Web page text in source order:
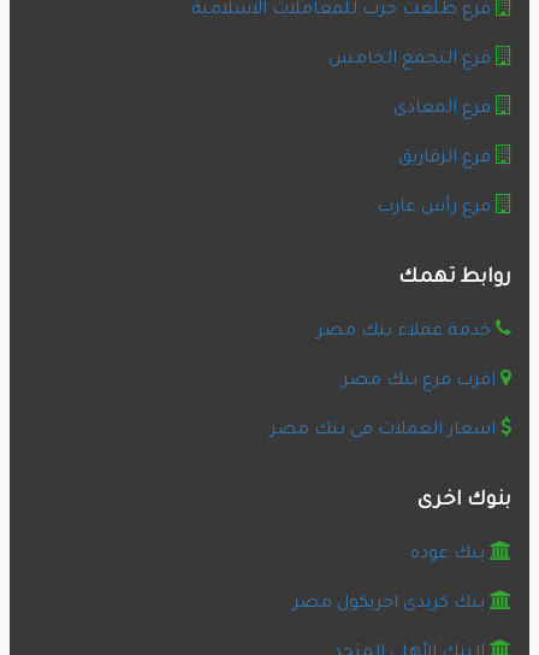
فرع طلعت حرب للمعاملات الاسلامية
فرع التجمع الخامس
فرع المعادى
فرع الزقازيق
فرع رأس غارب
روابط تهمك
خدمة عملاء بنك مصر
اقرب فرع بنك مصر
اسعار العملات فى بنك مصر
بنوك اخرى
بنك عوده
بنك كريدى اجريكول مصر